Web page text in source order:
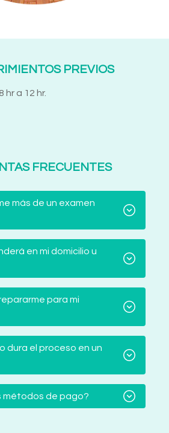
PREVIOS
hr a 12 hr.
FRECUENTES
más de un examen
en mi domicilio u
para mi
dura el proceso en un
métodos de pago?